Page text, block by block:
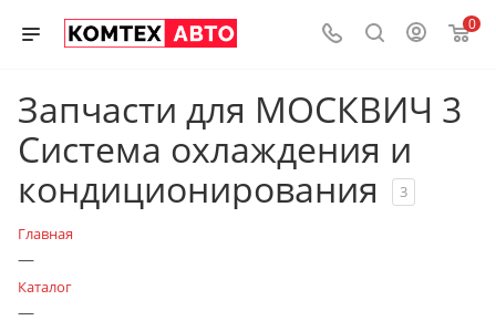
0
Запчасти для МОСКВИЧ 3
Система охлаждения и
кондиционирования
3
Главная
—
Каталог
—